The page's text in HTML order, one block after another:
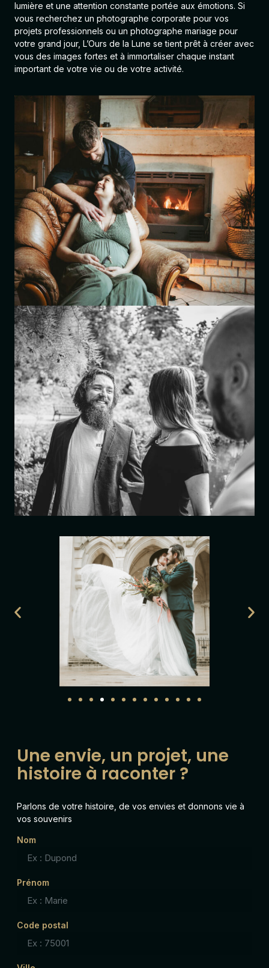
lumière et une attention constante portée aux émotions. Si
vous recherchez un photographe corporate pour vos
projets professionnels ou un photographe mariage pour
votre grand jour, L’Ours de la Lune se tient prêt à créer avec
vous des images fortes et à immortaliser chaque instant
important de votre vie ou de votre activité.
Une envie, un projet, une
histoire à raconter ?
Parlons de votre histoire, de vos envies et donnons vie à
vos souvenirs
Nom
Prénom
Code postal